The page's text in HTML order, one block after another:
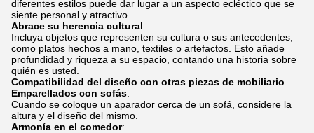
diferentes estilos puede dar lugar a un aspecto ecléctico que se
siente personal y atractivo.
Abrace su herencia cultural:
Incluya objetos que representen su cultura o sus antecedentes,
como platos hechos a mano, textiles o artefactos. Esto añade
profundidad y riqueza a su espacio, contando una historia sobre
quién es usted.
Compatibilidad del diseño con otras piezas de mobiliario
Emparellados con sofás:
Cuando se coloque un aparador cerca de un sofá, considere la
altura y el diseño del mismo.
Armonía en el comedor: